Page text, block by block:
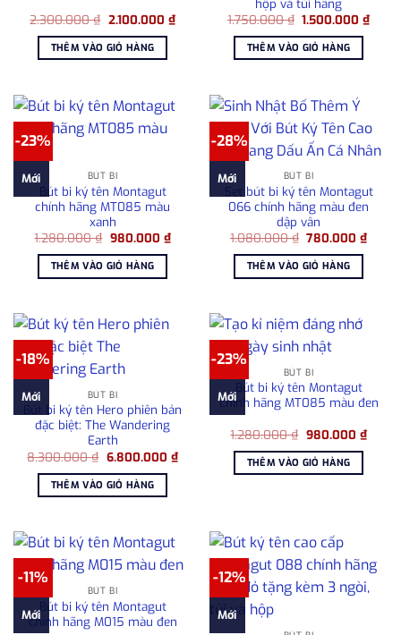
2.300.000₫ Giá
là:
2.300.000 ₫.
2.100.000 ₫Giá
hiện
2.100.000 ₫.
THÊM VÀO GIỎ HÀNG
hộp và túi hãng
1.750.000₫ Giá
là:
1.750.000 ₫.
1.500.000₫Giá
hiện
THÊM VÀO GIỎ HÀNG
-23%
Mới BÚT BI
Bút bi ký tên Montagut
chính hãng MT085 màu
xanh
1.280.000₫ Giá
là:
1.280.000 ₫.
980.000 ₫Giá
THÊM VÀO GIỎ HÀNG
-28%
Mới BÚT BI
Set bút bi ký tên Montagut
066 chính hãng màu đen
dập vân
1.080.000₫ Giá
là:
1.080.000 ₫.
780.000₫Giá
THÊM VÀO GIỎ HÀNG
-18%
Mới BÚT BI
Bút bi ký tên Hero phiên bản
đặc biệt: The Wandering
Earth
8.300.000₫ Giá
là:
8.300.000 ₫.
6.800.000 ₫Giá
hiện
THÊM VÀO GIỎ HÀNG
-23%
Mới
BÚT BI
Bút bi ký tên Montagut
chính hãng MT085 màu đen
1.280.000₫ Giá
là:
1.280.000 ₫.
980.000 ₫Giá
hiện
THÊM VÀO GIỎ HÀNG
-11%
Mới
BÚT BI
Bút bi ký tên Montagut
chính hãng M015 màu đen
-12%
Mới